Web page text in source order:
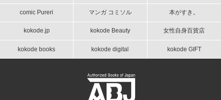
comic Pureri マンガ コミソル 本がすき。
kokode.jp kokode Beauty 女性自身百貨店
kokode books kokode digital kokode GIFT